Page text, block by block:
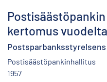
kertomus vuodelta
Postisäästöpankinhallitus
1957